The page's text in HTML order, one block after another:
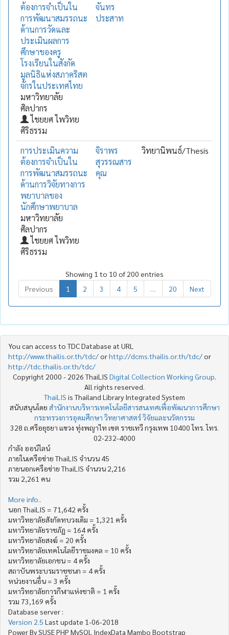
ต้องการจำเป็นใน
การพัฒนาสมรรถนะ
ด้านการวัดและ
ประเมินผลการ
ศึกษาของครู
โรงเรียนในสังกัด
มูลนิธิแห่งสภาคริสต
จักรในประเทศไทย
มหาวิทยาลัย
ศิลปากร
ไชยยศ ไพวิทย
ศิริธรรม
จันทร
ประสาท
การประเมินความ
ต้องการจำเป็นใน
การพัฒนาสมรรถนะ
ด้านการวิจัยทางการ
พยาบาลของ
นักศึกษาพยาบาล
มหาวิทยาลัย
ศิลปากร
ไชยยศ ไพวิทย
ศิริธรรม
จิราพร
สุวรรณสาร
คุณ
วิทยานิพนธ์/Thesis
Showing 1 to 10 of 200 entries
Previous
1 2 3 4 5 20 Next
You can access to TDC Database at URL
http://www.thailis.or.th/tdc/orhttp://dcms.thailis.or.th/tdc/or
http://tdc.thailis.or.th/tdc/
Copyright 2000 - 2026 ThaiLIS Digital Collection Working Group
All rights reserved.
ThaiLIS is Thailand Library Integrated System
สนับสนุนโดย สำนักงานบริหารเทคโนโลยีสารสนเทศเพื่อพัฒนาการศึกษา
กระทรวงการอุดมศึกษา วิทยาศาสตร์ วิจัยและนวัตกรรม
328 ถ.ศรีอยุธยา แขวง ทุ่งพญาไท เขต ราชเทวี กรุงเทพ 10400 โทร. โทร.
02-232-4000
กำลัง ออน์ไลน์
ภายในเครือข่าย ThaiLIS จำนวน 45
ภายนอกเครือข่าย ThaiLIS จำนวน 2,216
รวม 2,261 คน
More info..
นอก ThaiLIS = 71,642 ครั้ง
มหาวิทยาลัยสังกัดทบวงเดิม = 1,321 ครั้ง
มหาวิทยาลัยราชภัฏ = 164 ครั้ง
มหาวิทยาลัยสงฆ์ = 20 ครั้ง
มหาวิทยาลัยเทคโนโลยีราชมงคล = 10 ครั้ง
มหาวิทยาลัยเอกชน = 4 ครั้ง
สถาบันพระบรมราชชนก = 4 ครั้ง
หน่วยงานอื่น = 3 ครั้ง
มหาวิทยาลัยการกีฬาแห่งชาติ = 1 ครั้ง
รวม 73,169 ครั้ง
Database server :
Version 2.5 Last update 1-06-2018
Power By SUSE PHP MySQL IndexData Mambo Bootstrap